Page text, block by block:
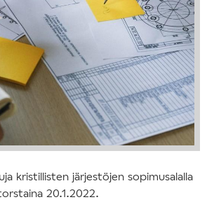
kristillisten järjestöjen sopimusalalla
20.1.2022.